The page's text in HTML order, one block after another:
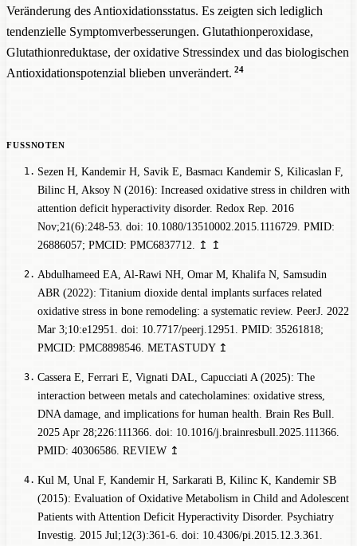
Veränderung des Antioxidationsstatus. Es zeigten sich lediglich
tendenzielle Symptomverbesserungen. Glutathionperoxidase,
Glutathionreduktase, der oxidative Stressindex und das biologischen
Antioxidationspotenzial blieben unverändert. 24
Sezen H, Kandemir H, Savik E, Basmacı Kandemir S, Kilicaslan F,
Bilinc H, Aksoy N (2016): Increased oxidative stress in children with
attention deficit hyperactivity disorder. Redox Rep. 2016
Nov;21(6):248-53. doi: 10.1080/13510002.2015.1116729. PMID:
26886057; PMCID: PMC6837712.
↥ ↥
Abdulhameed EA, Al-Rawi NH, Omar M, Khalifa N, Samsudin
ABR (2022): Titanium dioxide dental implants surfaces related
oxidative stress in bone remodeling: a systematic review. PeerJ. 2022
Mar 3;10:e12951. doi: 10.7717/peerj.12951. PMID: 35261818;
PMCID: PMC8898546. METASTUDY ↥
Cassera E, Ferrari E, Vignati DAL, Capucciati A (2025): The
interaction between metals and catecholamines: oxidative stress,
DNA damage, and implications for human health. Brain Res Bull.
2025 Apr 28;226:111366. doi: 10.1016/j.brainresbull.2025.111366.
PMID: 40306586. REVIEW ↥
Kul M, Unal F, Kandemir H, Sarkarati B, Kilinc K, Kandemir SB
(2015): Evaluation of Oxidative Metabolism in Child and Adolescent
Patients with Attention Deficit Hyperactivity Disorder. Psychiatry
Investig. 2015 Jul;12(3):361-6. doi: 10.4306/pi.2015.12.3.361.